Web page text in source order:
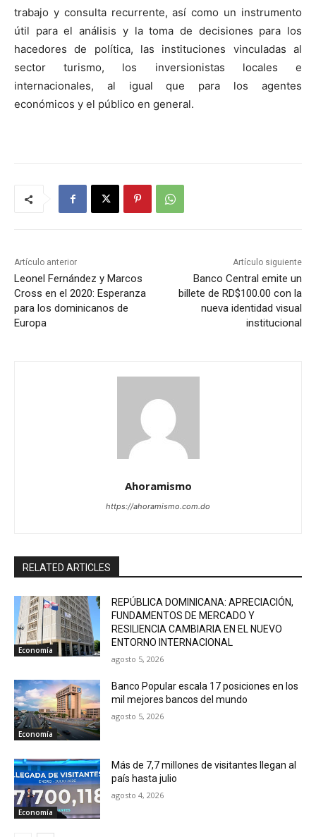
trabajo y consulta recurrente, así como un instrumento
útil para el análisis y la toma de decisiones para los
hacedores de política, las instituciones vinculadas al
sector turismo, los inversionistas locales e
internacionales, al igual que para los agentes
económicos y el público en general.
Artículo anterior
Leonel Fernández y Marcos
Cross en el 2020: Esperanza
para los dominicanos de
Europa
Artículo siguiente
Banco Central emite un
billete de RD$100.00 con la
nueva identidad visual
institucional
Ahoramismo
https://ahoramismo.com.do
RELATED ARTICLES
Economía
REPÚBLICA DOMINICANA: APRECIACIÓN,
FUNDAMENTOS DE MERCADO Y
RESILIENCIA CAMBIARIA EN EL NUEVO
ENTORNO INTERNACIONAL
agosto 5, 2026
Economía
Banco Popular escala 17 posiciones en los
mil mejores bancos del mundo
agosto 5, 2026
Economía
Más de 7,7 millones de visitantes llegan al
país hasta julio
agosto 4, 2026